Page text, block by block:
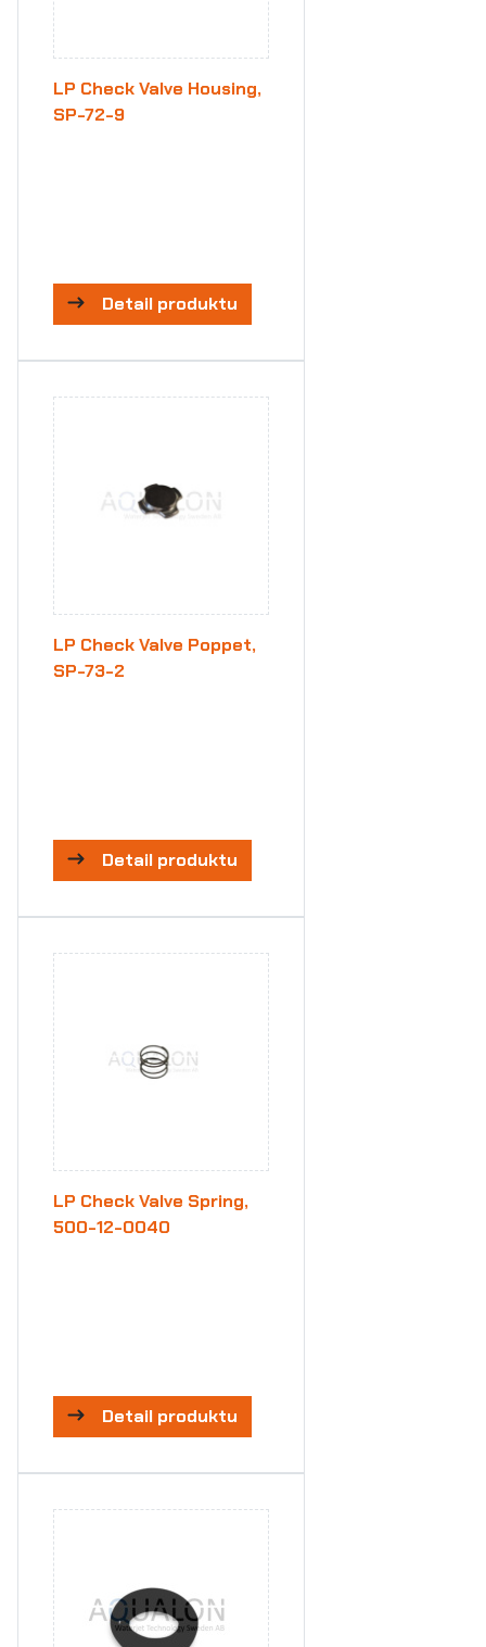
LP Check Valve Housing,
SP-72-9
Detail produktu
LP Check Valve Poppet,
SP-73-2
Detail produktu
LP Check Valve Spring,
500-12-0040
Detail produktu